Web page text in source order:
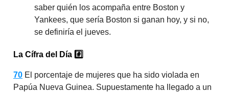
saber quién los acompaña entre Boston y
Yankees, que sería Boston si ganan hoy, y si no,
se definiría el jueves.
La Cífra del Día #️⃣
70 El porcentaje de mujeres que ha sido violada en
Papúa Nueva Guinea. Supuestamente ha llegado a un